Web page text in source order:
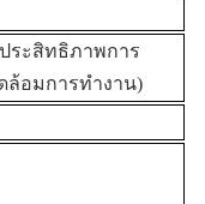
ระสิทธิภาพการ
ล้อมการทำงาน)